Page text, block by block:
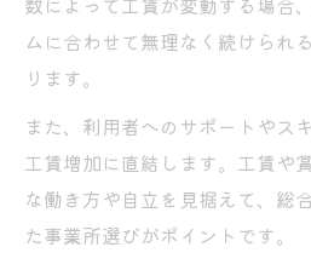
ムに合わせて無理なく続けられ
ります。
また、利用者へのサポートやス
工賃増加に直結します。工賃や
な働き方や自立を見据えて、総
た事業所選びがポイントです。